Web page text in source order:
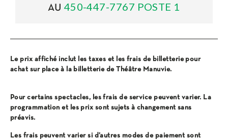
AU 450-447-7767 POSTE 1
Le prix affiché inclut les taxes et les frais de billetterie pour
achat sur place à la billetterie de Théâtre Manuvie.
Pour certains spectacles, les frais de service peuvent varier. La
programmation et les prix sont sujets à changement sans
préavis.
Les frais peuvent varier si d’autres modes de paiement sont